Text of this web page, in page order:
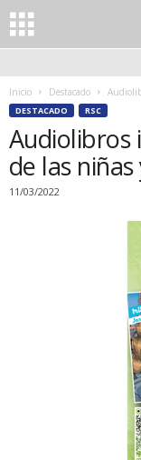
Inicio Destacado
DESTACADO RSC
Audiolibros
de las
11/03/2022